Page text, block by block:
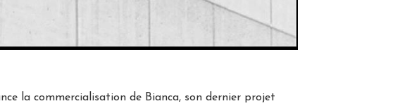
la commercialisation de Bianca, son dernier projet